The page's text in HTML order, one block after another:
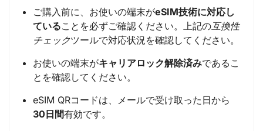
ご購入前に、お使いの端末がeSIM技術に対応し
ていることを必ずご確認ください。上記の互換性
チェックツールで対応状況を確認してください。
お使いの端末がキャリアロック解除済みであるこ
とを確認してください。
eSIM QRコードは、メールで受け取った日から
30日間有効です。